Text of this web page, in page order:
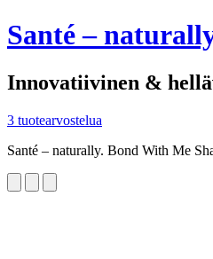
Santé –
Innovatiivinen &
3 tuotearvostelua
Santé – naturally. Bond With Me